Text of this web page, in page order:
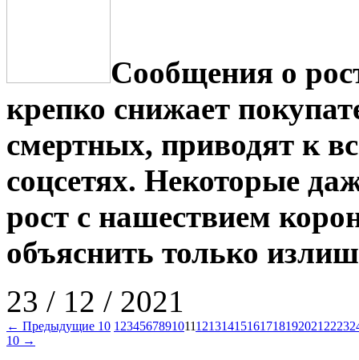
Сообщения о
крепко снижает
смертных, приводят к
соцсетях. Некоторые
рост с нашествием
объяснить только
23 / 12 / 2021
← Предыдущие 10 1 23456789101112131415161718192021 2223
10 →